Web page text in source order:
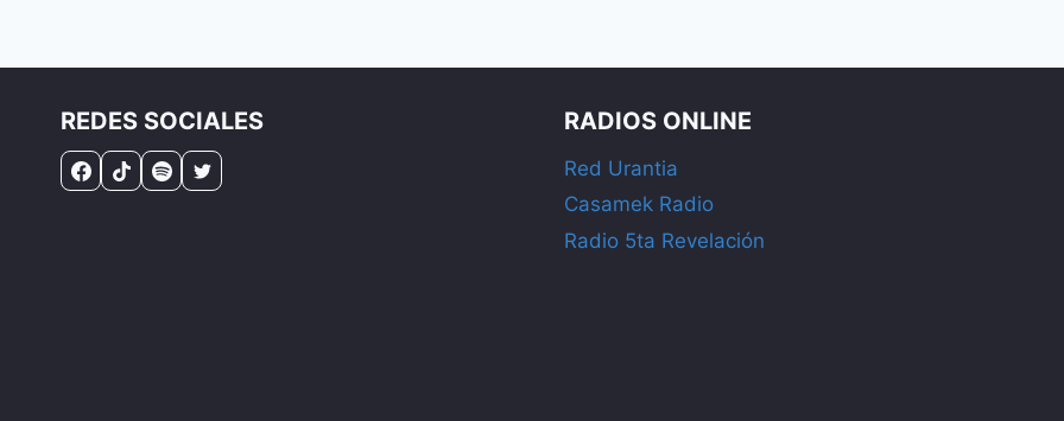
REDES SOCIALES RADIOS ONLINE
Red Urantia
Casamek Radio
Radio 5ta Revelación